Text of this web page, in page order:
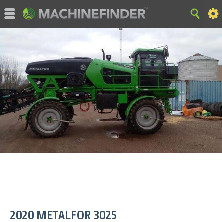
2020 METALFOR 3025
MachineFinder, John Deere en geassocieerde handelsmerken
zijn eigendom en uitsluitend beschikbaar voor specifiek gebruik
van Deere & Company. Alle rechten voorbehouden. 2007-2015
Terug | website overview | Privacy en gegevens |
Cookieverklaring
Gebruiksvoorwaarden